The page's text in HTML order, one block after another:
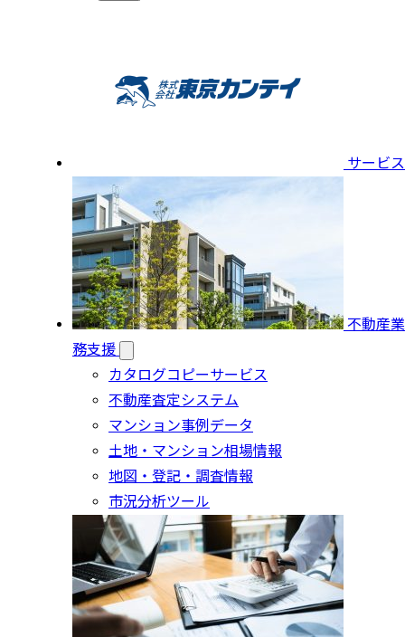
サービス
不動産業
務支援
カタログコピーサービス
不動産査定システム
マンション事例データ
土地・マンション相場情報
地図・登記・調査情報
市況分析ツール